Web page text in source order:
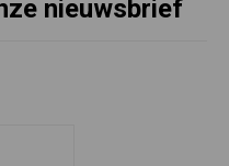
nieuwsbrief